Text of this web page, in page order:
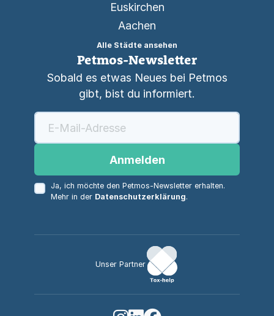
Euskirchen
Aachen
Alle Städte ansehen
Petmos-Newsletter
Sobald es etwas Neues bei Petmos
gibt, bist du informiert.
Anmelden
Ja, ich möchte den Petmos-Newsletter erhalten.
Mehr in der Datenschutzerklärung.
Unser Partner